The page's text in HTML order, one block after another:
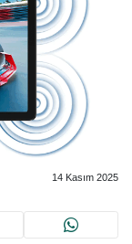
14 Kasım 2025